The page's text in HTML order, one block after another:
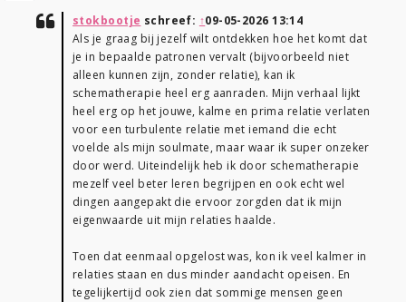
stokbootje schreef: ↑09-05-2026 13:14
Als je graag bij jezelf wilt ontdekken hoe het komt dat
je in bepaalde patronen vervalt (bijvoorbeeld niet
alleen kunnen zijn, zonder relatie), kan ik
schematherapie heel erg aanraden. Mijn verhaal lijkt
heel erg op het jouwe, kalme en prima relatie verlaten
voor een turbulente relatie met iemand die echt
voelde als mijn soulmate, maar waar ik super onzeker
door werd. Uiteindelijk heb ik door schematherapie
mezelf veel beter leren begrijpen en ook echt wel
dingen aangepakt die ervoor zorgden dat ik mijn
eigenwaarde uit mijn relaties haalde.
Toen dat eenmaal opgelost was, kon ik veel kalmer in
relaties staan en dus minder aandacht opeisen. En
tegelijkertijd ook zien dat sommige mensen geen